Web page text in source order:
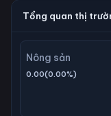
Tổng quan thị
Nông sản
0.00(0.00%)